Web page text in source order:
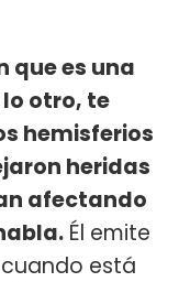
que es una
otro, te
hemisferios
heridas
afectando
Él emite
está